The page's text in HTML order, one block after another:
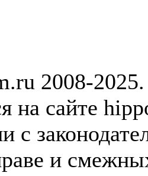
2008-
на сайте
с
и